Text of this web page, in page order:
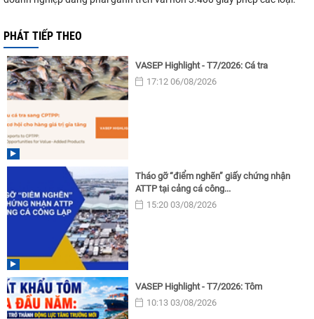
PHÁT TIẾP THEO
VASEP Highlight - T7/2026: Cá tra
17:12 06/08/2026
Tháo gỡ “điểm nghẽn” giấy chứng nhận
ATTP tại cảng cá công...
15:20 03/08/2026
VASEP Highlight - T7/2026: Tôm
10:13 03/08/2026